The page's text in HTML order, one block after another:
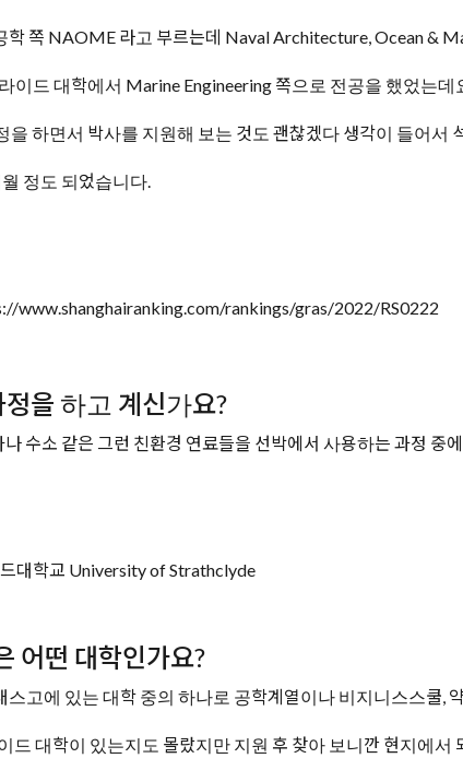
쪽 NAOME 라고 부르는데 Naval Architecture, Ocean &
이드 대학에서 Marine Engineering 쪽으로 전공을 했었는데
을 하면서 박사를 지원해 보는 것도 괜찮겠다 생각이 들어서
정도 되었습니다.
www.shanghairanking.com/rankings/gras/2022/RS0222
을 하고 계신가요?
수소 같은 그런 친환경 연료들을 선박에서 사용하는 과정 중
대학교 University of Strathclyde
어떤 대학인가요?
스고에 있는 대학 중의 하나로 공학계열이나 비지니스스쿨,
드 대학이 있는지도 몰랐지만 지원 후 찾아 보니깐 현지에서